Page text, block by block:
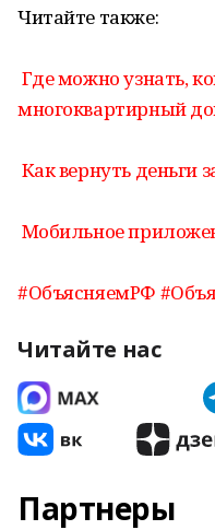
Читайте также:
Где можно узнать,
многоквартирный
Как вернуть деньги
Мобильное
#ОбъясняемРФ
Читайте нас
Партнеры